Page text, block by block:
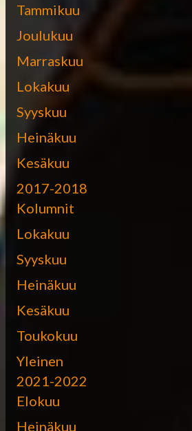
Tammikuu
Joulukuu
Marraskuu
Lokakuu
Syyskuu
Heinäkuu
Kesäkuu
2017-2018
Kolumnit
Lokakuu
Syyskuu
Heinäkuu
Kesäkuu
Toukokuu
Yleinen
2021-2022
Elokuu
Heinäkuu